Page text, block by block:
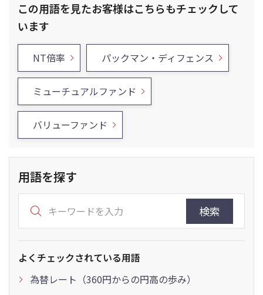
この用語を見たお客様はこちらもチェックして
います
NT倍率 パックマン・ディフェンス
ミューチュアルファンド
バリューファンド
用語を探す
検索
よくチェックされている用語
為替レート（360円からの円高の歩み）